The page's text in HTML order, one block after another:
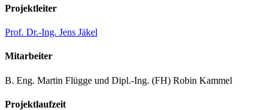
Projektleiter
Prof. Dr.-Ing. Jens Jäkel
Mitarbeiter
B. Eng. Martin Flügge und Dipl.-Ing. (FH) Robin Kammel
Projektlaufzeit